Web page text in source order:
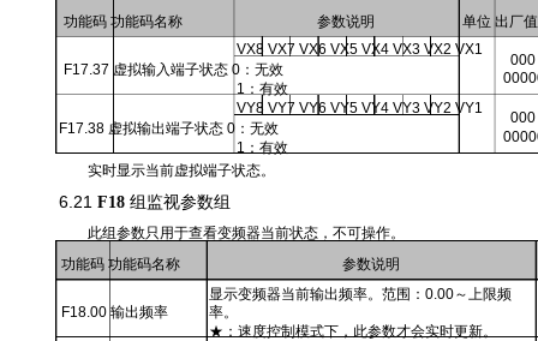
功能码 功能码名称
参数说明
单位 出厂值
VX8 VX7 VX6 VX5 VX4 VX3 VX2 VX1
F17.37 虚拟输入端子状态 0：无效
1：有效
000
VY8 VY7 VY6 VY5 VY4 VY3 VY2 VY1
F17.38 虚拟输出端子状态 0：无效
1：有效
000
实时显示当前虚拟端子状态。
6.21F18组监视参数组
此组参数只用于查看变频器当前状态，不可操作。
功能码 功能码名称
参数说明
F18.00 输出频率
显示变频器当前输出频率。范围：0.00～上限频
率。
★：速度控制模式下，此参数才会实时更新。